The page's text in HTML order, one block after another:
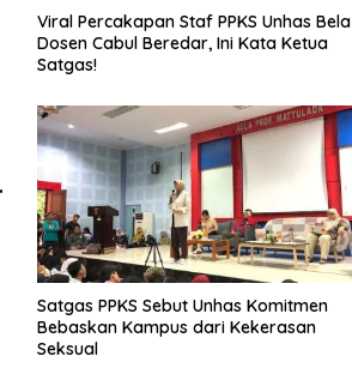
Viral Percakapan Staf PPKS Unhas Bela
Dosen Cabul Beredar, Ini Kata Ketua
Satgas!
Satgas PPKS Sebut Unhas Komitmen
Bebaskan Kampus dari Kekerasan
Seksual